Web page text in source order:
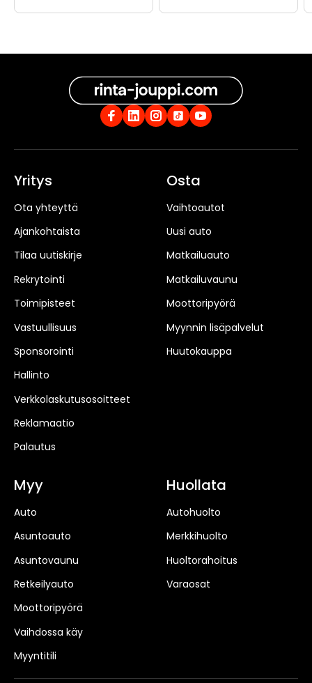
Yritys
Ota yhteyttä
Ajankohtaista
Tilaa uutiskirje
Rekrytointi
Toimipisteet
Vastuullisuus
Sponsorointi
Hallinto
Verkkolaskutusosoitteet
Reklamaatio
Palautus
Osta
Vaihtoautot
Uusi auto
Matkailuauto
Matkailuvaunu
Moottoripyörä
Myynnin lisäpalvelut
Huutokauppa
Myy
Auto
Asuntoauto
Asuntovaunu
Retkeilyauto
Moottoripyörä
Vaihdossa käy
Myyntitili
Huollata
Autohuolto
Merkkihuolto
Huoltorahoitus
Varaosat